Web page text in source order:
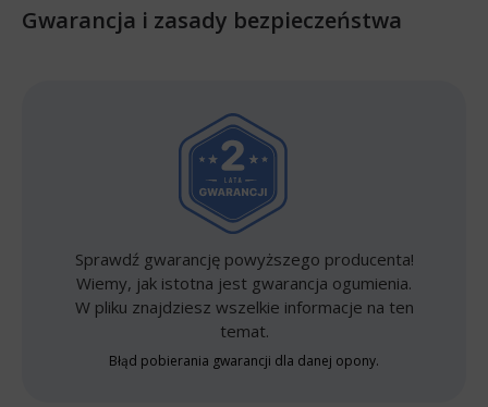
Gwarancja i zasady bezpieczeństwa
Sprawdź gwarancję powyższego producenta!
Wiemy, jak istotna jest gwarancja ogumienia.
W pliku znajdziesz wszelkie informacje na ten
temat.
Błąd pobierania gwarancji dla danej opony.